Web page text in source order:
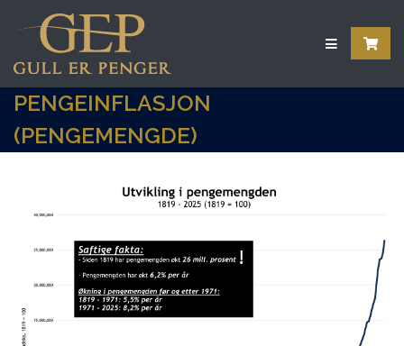
PENGEINFLASJON
(PENGEMENGDE)